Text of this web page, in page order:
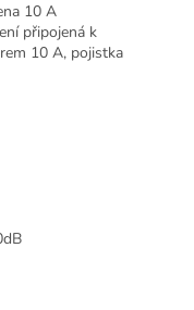
10 A
připojená k
10 A, pojistka